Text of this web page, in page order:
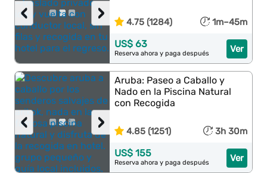
›
‹ 4.75 (1284) 1m–45m
Ver
US$ 63
Reserva ahora y paga después
›
‹
Aruba: Paseo a Caballo y
Nado en la Piscina Natural
con Recogida
4.85 (1251) 3h 30m
Ver
US$ 155
Reserva ahora y paga después